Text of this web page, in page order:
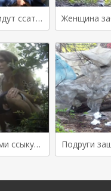
Выпив пива девки идут ссать в кусты
Подгляд за уличными ссыкухами в кустах